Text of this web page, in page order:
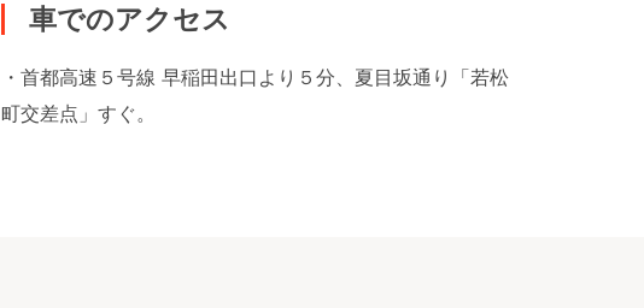
車でのアクセス
・首都高速５号線 早稲田出口より５分、夏目坂通り「若松
町交差点」すぐ。